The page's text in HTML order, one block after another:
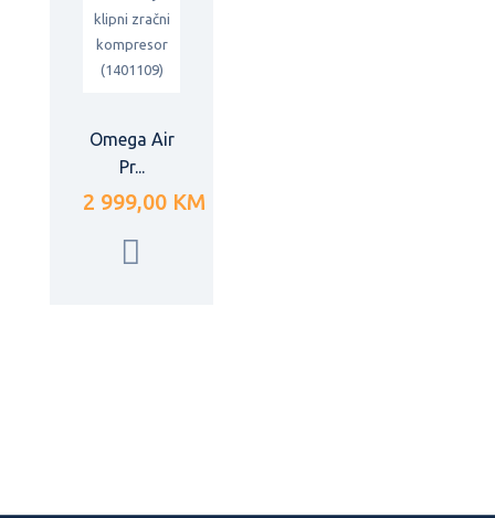
Omega Air
Pr...
2 999,00 KM